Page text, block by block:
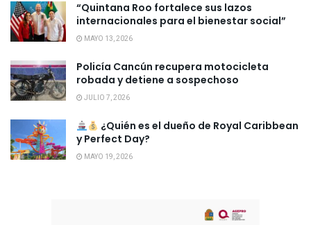
“Quintana Roo fortalece sus lazos
internacionales para el bienestar social”
MAYO 13, 2026
Policía Cancún recupera motocicleta
robada y detiene a sospechoso
JULIO 7, 2026
¿Quién es el dueño de Royal Caribbean
y Perfect Day?
MAYO 19, 2026